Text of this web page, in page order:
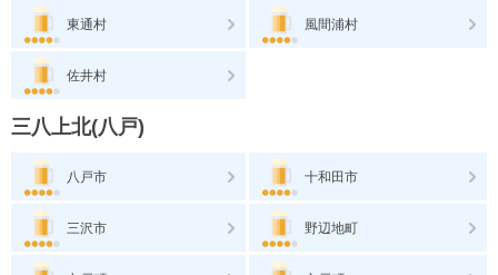
東通村 風間浦村
佐井村
三八上北(八戸)
八戸市 十和田市
三沢市 野辺地町